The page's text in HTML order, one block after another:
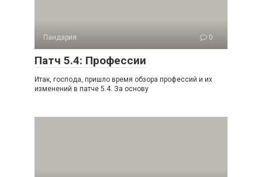
Пандария 0
Патч 5.4: Профессии
Итак, господа, пришло время обзора профессий и их
изменений в патче 5.4. За основу